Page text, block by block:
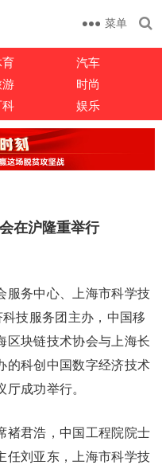
菜单
汽车
时尚
娱乐
在沪隆重举行
服务中心、上海市科学技
技服务团主办，中国移
区块链技术协会与上海长
的科创中国数字经济技术
成功举行。
褚君浩，中国工程院院士
任刘亚东，上海市科学技